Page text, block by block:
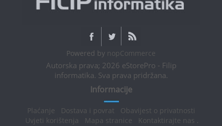
Powered by nopCommerce
Autorska prava; 2026 eStorePro - Filip
informatika. Sva prava pridržana.
Informacije
Plaćanje Dostava i povrat
Obavijest o privatnosti
Uvjeti korištenja
Mapa stranice Kontaktirajte nas .